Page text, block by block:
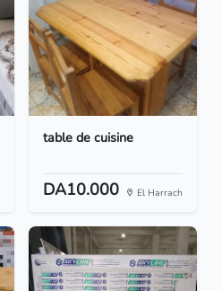
table de cuisine
DA10.000 El Harrach